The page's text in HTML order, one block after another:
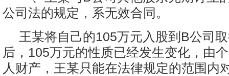
公司法的规定，系无效合同。
王某将自己的105万元入股到B公司
后，105万元的性质已经发生变化，由
人财产，王某只能在法律规定的范围内